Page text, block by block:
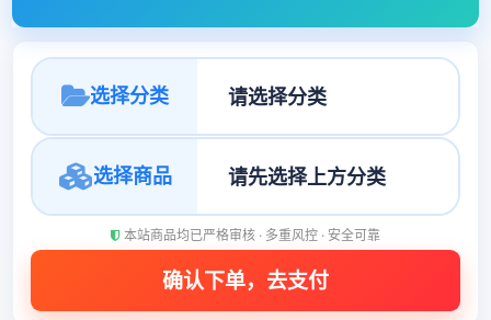
选择分类
选择商品
本站商品均已严格审核 · 多重风控 · 安全可靠